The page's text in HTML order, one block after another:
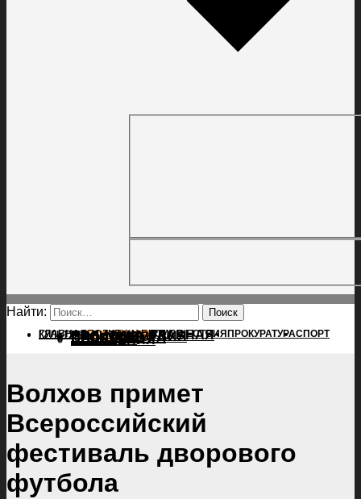
Найти:
ГЛАВНАЯПОЛИТИКАПРОИСШЕСТВИЯ ПРОКУРАТУРАСПОРТ
КУЛЬТУРАПОСЕЛЕНИЯГЛАВНАЯ
ПОЛИТИКА
ПРОИСШЕСТВИЯ
ПРОКУРАТУРА
СПОРТ
КУЛЬТУРА
ПОСЕЛЕНИЯ
Волхов примет
Всероссийский
фестиваль дворового
футбола